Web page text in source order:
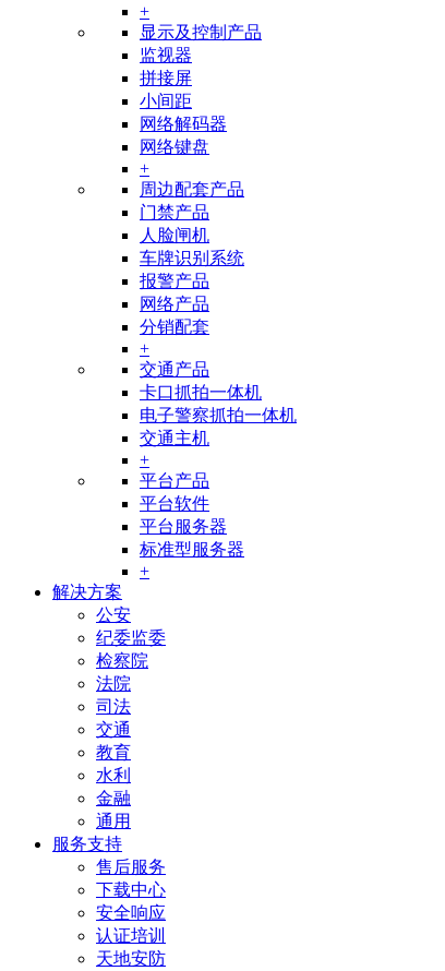
+
显示及控制产品
监视器
拼接屏
小间距
网络解码器
网络键盘
+
周边配套产品
门禁产品
人脸闸机
车牌识别系统
报警产品
网络产品
分销配套
+
交通产品
卡口抓拍一体机
电子警察抓拍一体机
交通主机
+
平台产品
平台软件
平台服务器
标准型服务器
+
解决方案
公安
纪委监委
检察院
法院
司法
交通
教育
水利
金融
通用
服务支持
售后服务
下载中心
安全响应
认证培训
天地安防